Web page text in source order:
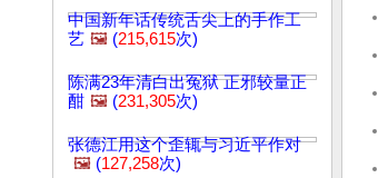
中国新年话传统舌尖上的手作工
艺 🖼️ (215,615次)
陈满23年清白出冤狱 正邪较量正
酣 🖼️ (231,305次)
张德江用这个歪辄与习近平作对
🖼️ (127,258次)